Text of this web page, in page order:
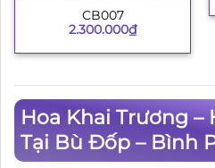
CB007
2.300.000₫
Hoa Khai Trương –
Tại Bù Đốp – Bình